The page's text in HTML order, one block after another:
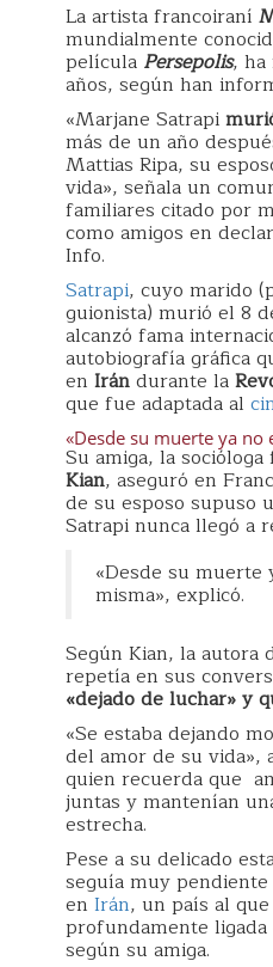
La artista francoiraní
mundialmente
película Persepolis, ha
años, según han
«Marjane Satrapi
más de un año
Mattias Ripa, su
vida», señala un
familiares citado por
como amigos en
Info.
Satrapi, cuyo marido
guionista) murió el 8
alcanzó fama
autobiografía gráfica
en Irándurante la
que fue adaptada al
«Desde su muerte ya no
Su amiga, la
Kian, aseguró en
de su esposo supuso
Satrapi nunca llegó a
«Desde su muerte
misma», explicó.
Según Kian, la autora
repetía en sus
«dejado de luchar» y
«Se estaba dejando
del amor de su vida»,
quien recuerda que
juntas y mantenían
estrecha.
Pese a su delicado
seguía muy
en Irán, un país al
profundamente
según su amiga.